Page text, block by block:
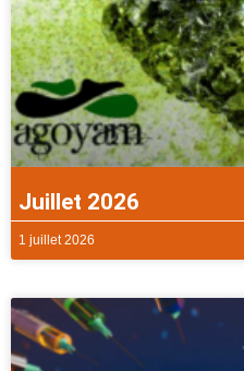
Juillet 2026
1 juillet 2026